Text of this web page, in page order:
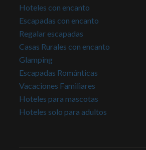
Hoteles con encanto
Escapadas con encanto
Regalar escapadas
Casas Rurales con encanto
Glamping
Escapadas Románticas
Vacaciones Familiares
Hoteles para mascotas
Hoteles solo para adultos